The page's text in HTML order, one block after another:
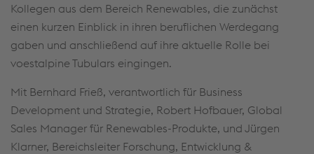
Kollegen aus dem Bereich Renewables, die zunächst
einen kurzen Einblick in ihren beruflichen Werdegang
gaben und anschließend auf ihre aktuelle Rolle bei
voestalpine Tubulars eingingen.
Mit Bernhard Frieß, verantwortlich für Business
Development und Strategie, Robert Hofbauer, Global
Sales Manager für Renewables-Produkte, und Jürgen
Klarner, Bereichsleiter Forschung, Entwicklung &